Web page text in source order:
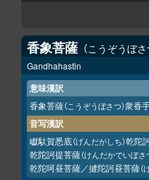
香象菩薩 こうぞうぼさ
Gandhahastin
意味漢訳
香象菩薩（こうぞうぼさつ）衆香
音写漢訳
巘馱賀悉底（げんだがしち）乾陀
乾陀訶提菩薩（けんだかでいぼさ
乾陀呵昼菩薩／揵陀訶昼菩薩